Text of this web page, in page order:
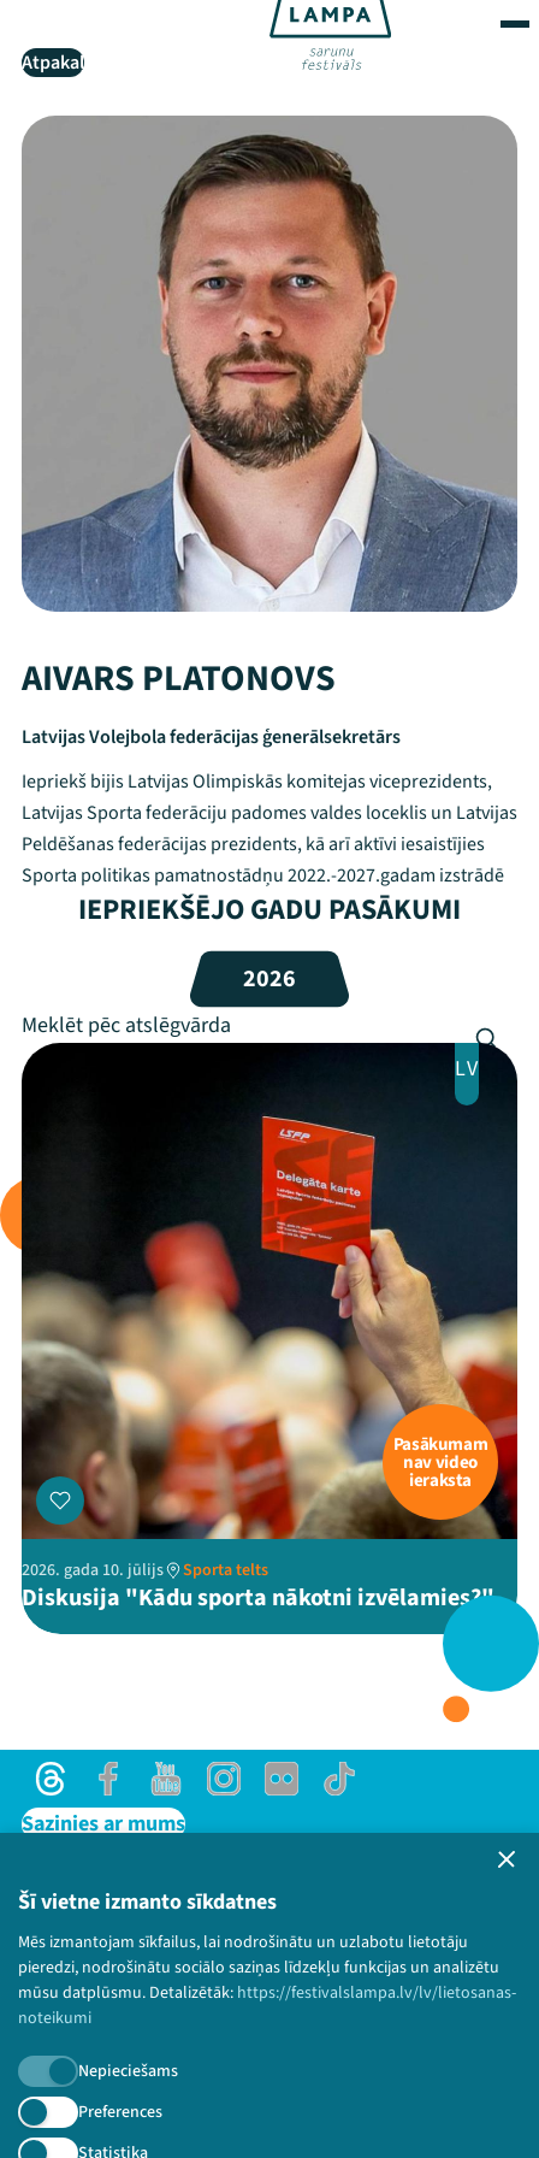
Šī vietne izmanto sīkdatnes
Mēs izmantojam sīkfailus, lai nodrošinātu un uzlabotu lietotāju
pieredzi, nodrošinātu sociālo saziņas līdzekļu funkcijas un analizētu
mūsu datplūsmu. Detalizētāk: https://festivalslampa.lv/lv/lietosanas-
noteikumi
Nepieciešams
Preferences
Statistika
Mana programma
Festivāls
Programma
Viņi bija LAMPĀ 2026
Jaunumi
Ziedo
Veikals
Kontakti
ThreadsFacebookYoutube
X Instagram
Flick TikTok
Atpakaļ
AIVARS PLATONOVS
Latvijas Volejbola federācijas ģenerālsekretārs
Iepriekš bijis Latvijas Olimpiskās komitejas viceprezidents,
Latvijas Sporta federāciju padomes valdes loceklis un Latvijas
Peldēšanas federācijas prezidents, kā arī aktīvi iesaistījies
Sporta politikas pamatnostādņu 2022.-2027.gadam izstrādē
IEPRIEKŠĒJO GADU PASĀKUMI
2026
LV
Pasākumam
nav video
ieraksta
2026. gada 10. jūlijs Sporta telts
Diskusija "Kādu sporta nākotni izvēlamies?"
ThreadsFacebookYoutubeInstagram
Flick TikTok
Sazinies ar mums
Lietošanas noteikumi un sīkdatņu politika
Bērnu aizsardzības politika
© 2026 Sarunu festivāls LAMPA Visas tiesības
paturētas.
Piesakies jaunumiem!